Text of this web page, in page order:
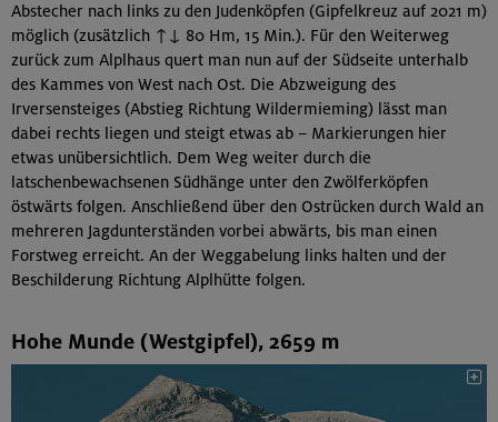
Abstecher nach links zu den Judenköpfen (Gipfelkreuz auf 2021 m)
möglich (zusätzlich ↑↓ 80 Hm, 15 Min.). Für den Weiterweg
zurück zum Alplhaus quert man nun auf der Südseite unterhalb
des Kammes von West nach Ost. Die Abzweigung des
Irversensteiges (Abstieg Richtung Wildermieming) lässt man
dabei rechts liegen und steigt etwas ab – Markierungen hier
etwas unübersichtlich. Dem Weg weiter durch die
latschenbewachsenen Südhänge unter den Zwölferköpfen
östwärts folgen. Anschließend über den Ostrücken durch Wald an
mehreren Jagdunterständen vorbei abwärts, bis man einen
Forstweg erreicht. An der Weggabelung links halten und der
Beschilderung Richtung Alplhütte folgen.
Hohe Munde (Westgipfel), 2659 m